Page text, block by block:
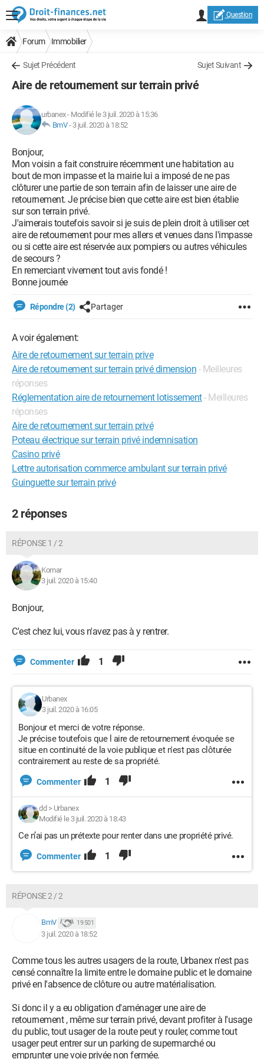
Question
Forum Immobilier
Sujet Précédent Sujet Suivant
Aire de retournement sur terrain privé
urbanex- Modifié le 3 juil. 2020 à 15:36
BmV- 3 juil. 2020 à 18:52
Bonjour,
Mon voisin a fait construire récemment une habitation au
bout de mon impasse et la mairie lui a imposé de ne pas
clôturer une partie de son terrain afin de laisser une aire de
retournement. Je précise bien que cette aire est bien établie
sur son terrain privé.
J'aimerais toutefois savoir si je suis de plein droit à utiliser cet
aire de retournement pour mes allers et venues dans l'impasse
ou si cette aire est réservée aux pompiers ou autres véhicules
de secours ?
En remerciant vivement tout avis fondé !
Bonne journée
Répondre (2) Partager
A voir également:
Aire de retournement sur terrain prive
Aire de retournement sur terrain privé dimension - Meilleures
réponses
Réglementation aire de retournement lotissement- Meilleures
réponses
Aire de retournement sur terrain privé
Poteau électrique sur terrain privé indemnisation
Casino privé
Lettre autorisation commerce ambulant sur terrain privé
Guinguette sur terrain privé
2 réponses
RÉPONSE 1 / 2
Komar
3 juil. 2020 à 15:40
Bonjour,
C'est chez lui, vous n'avez pas à y rentrer.
Commenter 1
Urbanex
3 juil. 2020 à 16:05
Bonjour et merci de votre réponse.
Je précise toutefois que l aire de retournement évoquée se
situe en continuité de la voie publique et n'est pas clôturée
contrairement au reste de sa propriété.
Commenter 1
dd > Urbanex
Modifié le 3 juil. 2020 à 18:43
Ce n’ai pas un prétexte pour renter dans une propriété privé.
Commenter 1
RÉPONSE 2 / 2
BmV 19 501
3 juil. 2020 à 18:52
Comme tous les autres usagers de la route, Urbanex n'est pas
censé connaître la limite entre le domaine public et le domaine
privé en l'absence de clôture ou autre matérialisation.
Si donc il y a eu obligation d'aménager une aire de
retournement , même sur terrain privé, devant profiter à l'usage
du public, tout usager de la route peut y rouler, comme tout
usager peut entrer sur un parking de supermarché ou
emprunter une voie privée non fermée.